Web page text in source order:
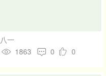
八一
1863
0 0